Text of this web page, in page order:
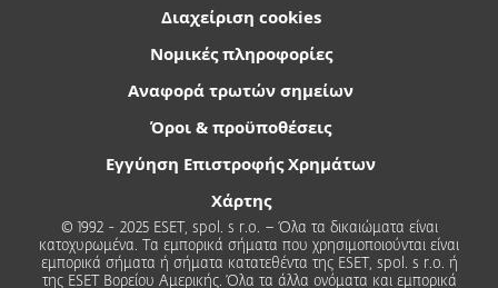
Διαχείριση cookies
Νομικές πληροφορίες
Αναφορά τρωτών σημείων
Όροι & προϋποθέσεις
Εγγύηση Επιστροφής Χρημάτων
Χάρτης
© 1992 - 2025 ESET, spol. s r.o. – Όλα τα δικαιώματα είναι
κατοχυρωμένα. Τα εμπορικά σήματα που χρησιμοποιούνται είναι
εμπορικά σήματα ή σήματα κατατεθέντα της ESET, spol. s r.o. ή
της ESET Βορείου Αμερικής. Όλα τα άλλα ονόματα και εμπορικά